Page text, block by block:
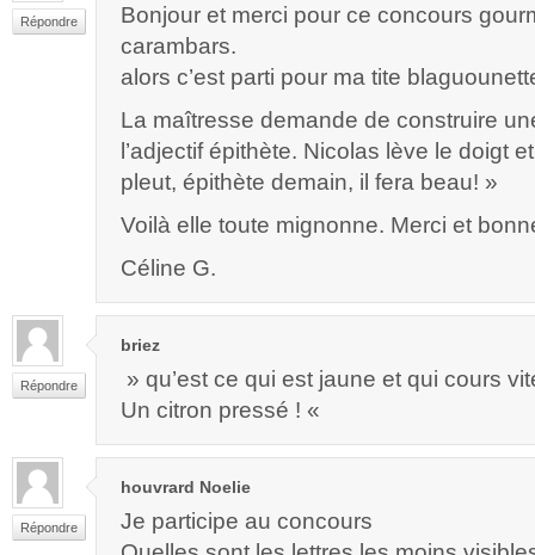
Répondre
Bonjour et merci pour ce concours
carambars.
alors c’est parti pour ma tite
La maîtresse demande de construire
l’adjectif épithète. Nicolas lève le doigt
pleut, épithète demain, il fera beau! »
Voilà elle toute mignonne. Merci et
Céline G.
Répondre
briez
» qu’est ce qui est jaune et qui cours
Un citron pressé ! «
Répondre
houvrard Noelie
Je participe au concours